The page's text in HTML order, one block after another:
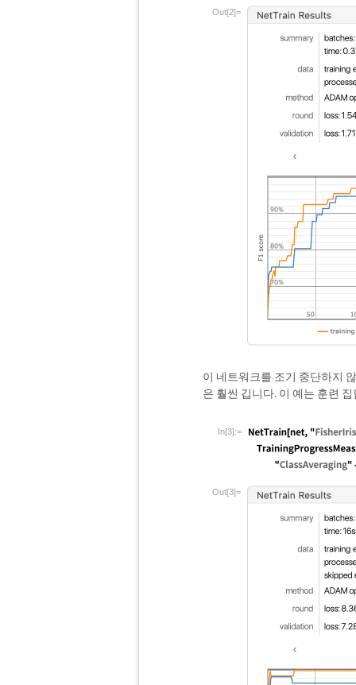
Out[2]=
이 네트워크를 조기 중단하지
은 훨씬 깁니다. 이 예는 훈련
In[3]:=
Out[3]=